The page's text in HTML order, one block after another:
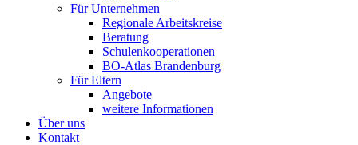
Für Unternehmen
Regionale Arbeitskreise
Beratung
Schulenkooperationen
BO-Atlas Brandenburg
Für Eltern
Angebote
weitere Informationen
Über uns
Kontakt